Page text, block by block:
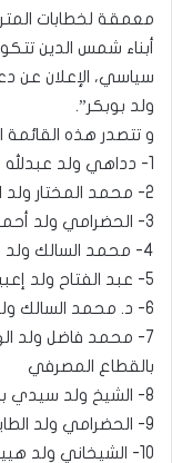
معمقة لخطابات
سياسي، الإعلان عن
ولد بوبكر”.
و تتصدر هذه القائمة
1- دداهي ولد عبدلله مدير أمن الدولة السابق
2- محمد المختار ولد احمين اعمر عمدة أوجفت السابق
3- الحضرامي ولد أحمد رئيس حزب الكرامة و العمل
4- محمد السالك ولد المختار مهندس ، رجل أعمال
5- عبد الفتاح ولد إعبيدن كاتب صحفي
6- د. محمد السالك ولد أحمد بانم موظف بوزارة الخارجية
7- محمد فاضل ولد
بالقطاع المصرفي
8- الشيخ ولد سيدي باب إطار
9- الحضرامي ولد الطايع إطار
10- الشيخاني ولد هيين إطار